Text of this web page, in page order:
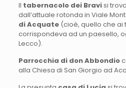
Il tabernacolo dei Bravisi
dall’attuale rotonda in Viale
diAcquate(cioè, quello che ai
corrispondeva ad un paesello,
Lecco).
Parrocchia di don Abbondio
alla Chiesa di San Giorgio ad